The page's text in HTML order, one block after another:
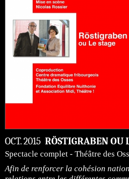
OCT. 2015 RÖSTIGRABEN OU
Spectacle complet - Théâtre des
Afin de renforcer la cohésion